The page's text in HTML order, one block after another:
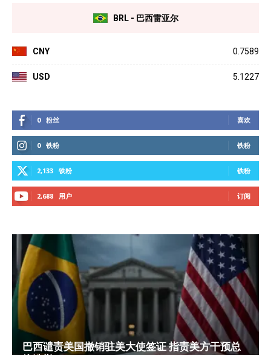
BRL - 巴西雷亚尔
CNY 0.7589
USD 5.1227
0 粉丝 喜欢
0 铁粉 铁粉
2,133 铁粉 铁粉
2,688 用户 订阅
巴西谴责美国撤销驻美大使签证 指责美方干预总